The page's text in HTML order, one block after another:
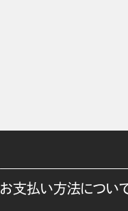
お支払い方法につい